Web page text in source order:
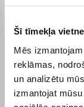
Šī tīmekļa
Mēs
reklāmas,
un analizētu
izmantojat
Raksturlielumi
Ražotājs